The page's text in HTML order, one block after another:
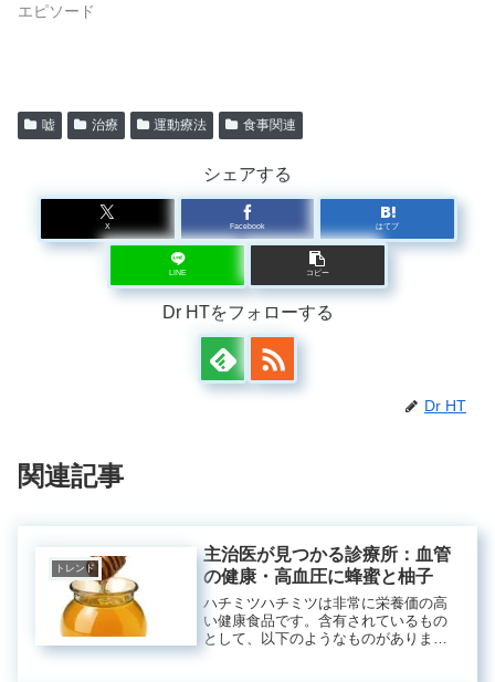
エピソード
嘘 治療 運動療法 食事関連
シェアする
X Facebook はてブ
LINE コピー
Dr HTをフォローする
Dr HT
関連記事
トレンド
主治医が見つかる診療所：血管
の健康・高血圧に蜂蜜と柚子
ハチミツハチミツは非常に栄養価の高
い健康食品です。含有されているもの
として、以下のようなものがありま